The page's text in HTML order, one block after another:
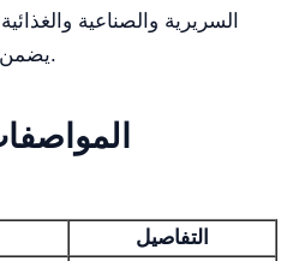
السريرية والصناعية
يضمن الوظائف المثلى والراحة.
التفاصيل